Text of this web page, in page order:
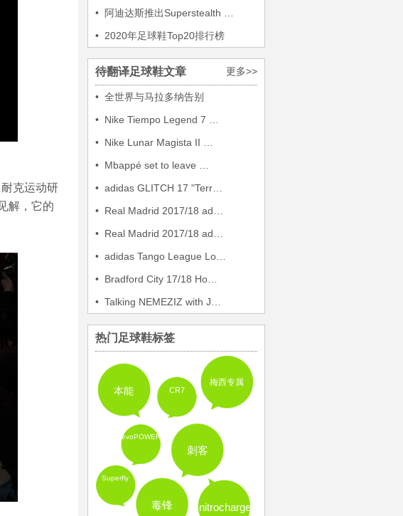
克运动研
解，它的
•
阿迪达斯推出Superstealth …
• 2020年足球鞋Top20排行榜
待翻译足球鞋文章 更多>>
• 全世界与马拉多纳告别
• Nike Tiempo Legend 7 …
• Nike Lunar Magista II …
• Mbappé set to leave …
• adidas GLITCH 17 "Terr…
• Real Madrid 2017/18 ad…
• Real Madrid 2017/18 ad…
• adidas Tango League Lo…
• Bradford City 17/18 Ho…
• Talking NEMEZIZ with J…
热门足球鞋标签
本能 CR7
梅西专属
evoPOWER
刺客
Superfly
毒锋 nitrocharge